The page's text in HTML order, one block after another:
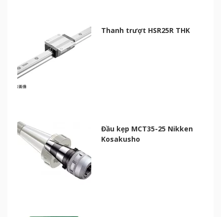
Thanh trượt HSR25R THK
Đầu kẹp MCT35-25 Nikken
Kosakusho